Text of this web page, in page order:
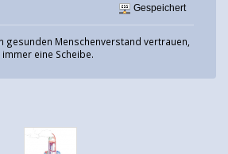
Gespeichert
gesunden Menschenverstand vertrauen,
eine Scheibe.